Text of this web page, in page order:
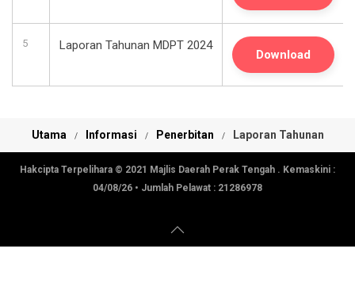
5 Laporan Tahunan MDPT 2024
Download
Utama Informasi Penerbitan Laporan Tahunan
Hakcipta Terpelihara © 2021 Majlis Daerah Perak Tengah . Kemaskini :
04/08/26 • Jumlah Pelawat : 21286978